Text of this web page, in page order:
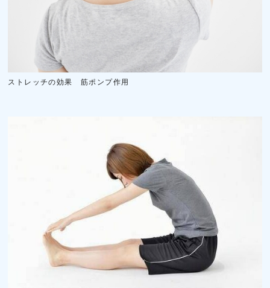
ストレッチの効果 筋ポンプ作用